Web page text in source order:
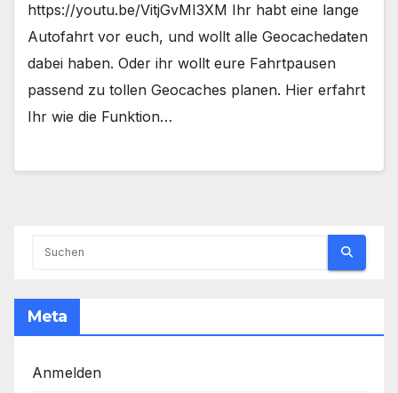
https://youtu.be/VitjGvMI3XM Ihr habt eine lange
Autofahrt vor euch, und wollt alle Geocachedaten
dabei haben. Oder ihr wollt eure Fahrtpausen
passend zu tollen Geocaches planen. Hier erfahrt
Ihr wie die Funktion…
Meta
Anmelden